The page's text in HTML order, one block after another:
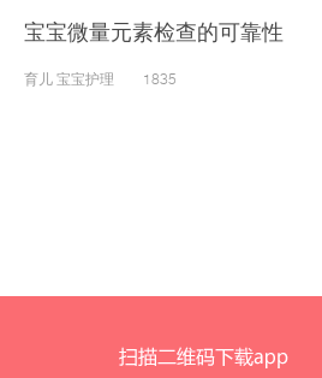
宝宝微量元素检查的可靠性
育儿 宝宝护理 1835